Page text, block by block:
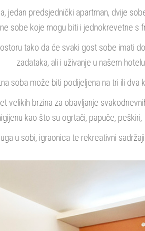
jedan predsjednički apartman, dvije
sobe koje mogu biti i jednokrevetne s
tako da će svaki gost sobe imati
zadataka, ali i uživanje u našem hotelu.
soba može biti podijeljena na tri ili dva
velikih brzina za obavljanje
kao što su ogrtači, papuče,
u sobi, igraonica te rekreativni